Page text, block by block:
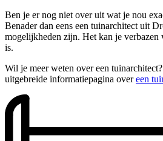
Ben je er nog niet over uit wat je nou
Benader dan eens een tuinarchitect uit
mogelijkheden zijn. Het kan je verbazen
is.
Wil je meer weten over een
uitgebreide informatiepagina overeen